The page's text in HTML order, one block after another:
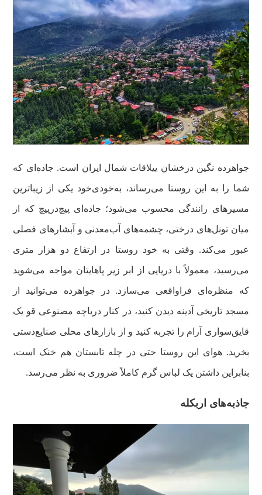
جواهرده نگین درخشان ییلاقات شمال ایران است. جاده‌ای که
شما را به این روستا می‌رساند، به‌خودی‌خود یکی از زیباترین
مسیرهای رانندگی محسوب می‌شود؛ جاده‌ای پیچ‌درپیچ که از
میان تونل‌های درختی، چشمه‌های آب‌معدنی و آبشارهای فصلی
عبور می‌کند. وقتی به خود روستا در ارتفاع دو هزار متری
می‌رسید، معمولاً با دریایی از ابر زیر پاهایتان مواجه می‌شوید
که منظره‌ای فراواقعی می‌سازد. در جواهرده می‌توانید از
مسجد تاریخی آدینه دیدن کنید، در کنار دریاچه مصنوعی قو یک
قایق‌سواری آرام را تجربه کنید و از بازارهای محلی صنایع‌دستی
بخرید. هوای این روستا حتی در چله تابستان هم خنک است،
بنابراین داشتن یک لباس گرم کاملاً ضروری به نظر می‌رسد.
جاذبه‌های اربکله